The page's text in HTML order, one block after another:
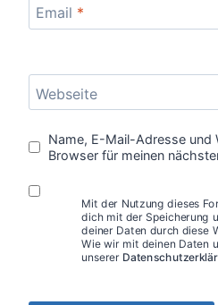
Email *
Webseite
Name, E-Mail-Adresse und
Browser für meinen
Mit der Nutzung dieses
dich mit der Speicherung
deiner Daten durch diese
Wie wir mit deinen Daten
unserer